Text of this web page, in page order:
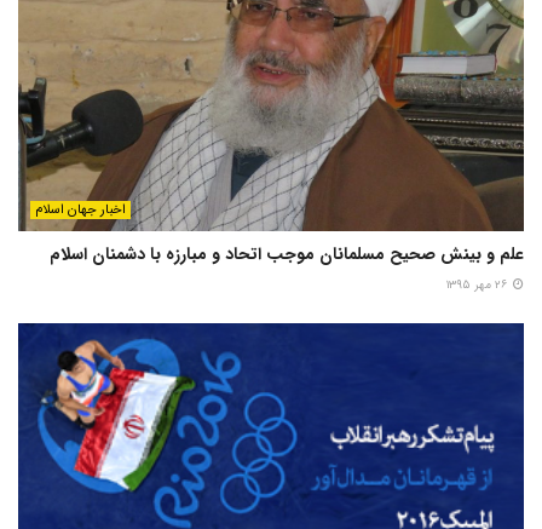
اخبار جهان اسلام
علم و بینش صحیح مسلمانان موجب اتحاد و مبارزه با دشمنان اسلام